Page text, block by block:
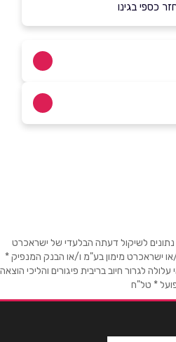
כספי בגינו
באתר
לשיקול דעתה הבלעדי של ישראכרט
ישראכרט מימון בע"מ ו/או הבנק המנפיק *
לגרור חיוב בריבית פיגורים והליכי הוצאה
* טל"ח